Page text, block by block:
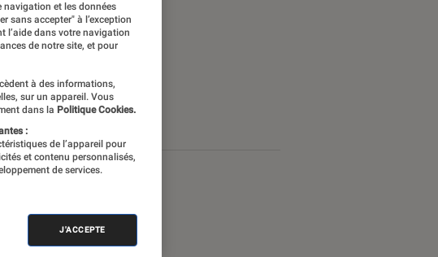
navigation et les données
sans accepter" à l’exception
l’aide dans votre navigation
de notre site, et pour
à des informations,
sur un appareil. Vous
dans la Politique Cookies.
:
de l’appareil pour
et contenu personnalisés,
de services.
J'ACCEPTE